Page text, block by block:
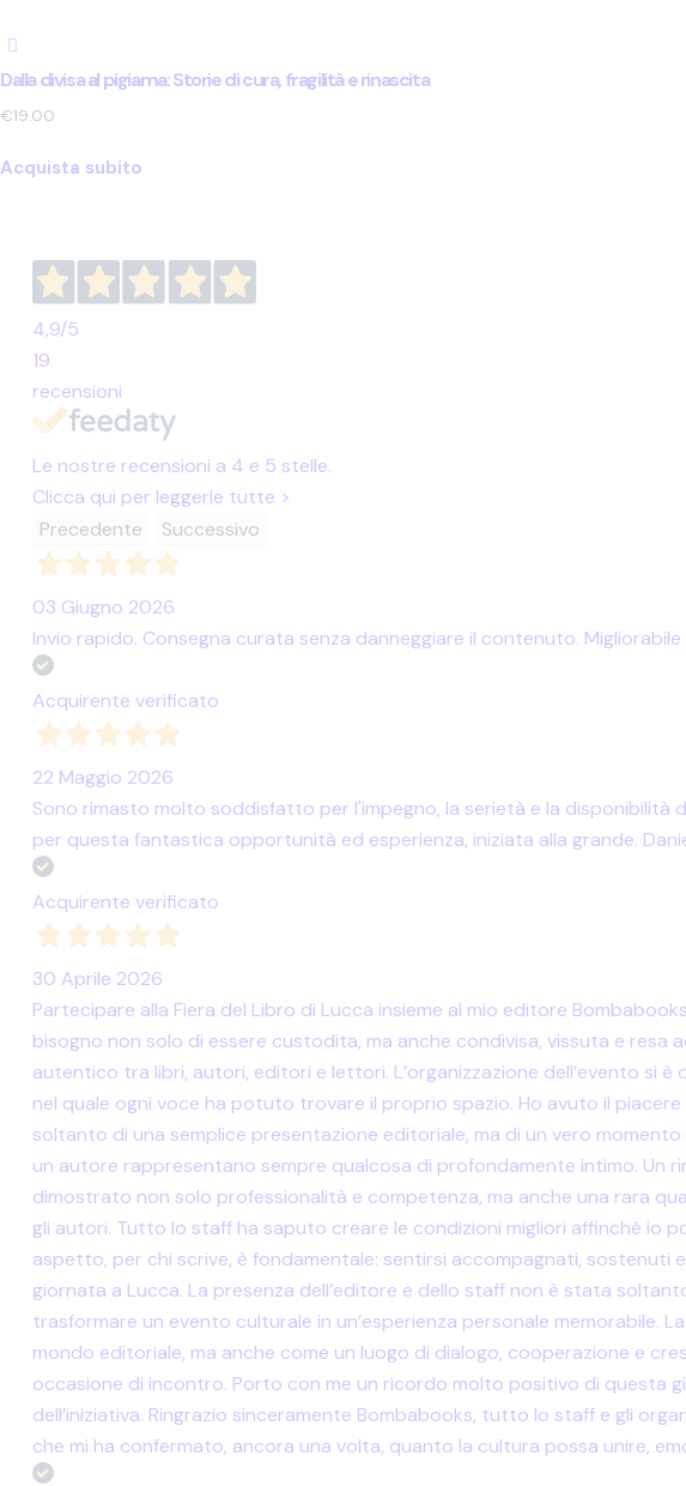
Dalla divisa al pigiama: Storie di cura, fragilità e rinascita
€19.00
Acquista subito
4,9/5
19
recensioni
Le nostre recensioni a 4 e 5 stelle.
Clicca qui per leggerle tutte >
Precedente
Successivo
03 Giugno 2026
Invio rapido. Consegna curata senza danneggiare il contenuto.
Acquirente verificato
22 Maggio 2026
Sono rimasto molto soddisfatto per l'impegno, la serietà e la
per questa fantastica opportunità ed esperienza, iniziata alla grande.
Acquirente verificato
30 Aprile 2026
Partecipare alla Fiera del Libro di Lucca insieme al mio editore
bisogno non solo di essere custodita, ma anche condivisa, vissuta e
autentico tra libri, autori, editori e lettori. L’organizzazione dell’evento si
nel quale ogni voce ha potuto trovare il proprio spazio. Ho avuto il
soltanto di una semplice presentazione editoriale, ma di un vero
un autore rappresentano sempre qualcosa di profondamente intimo. Un
dimostrato non solo professionalità e competenza, ma anche una rara
gli autori. Tutto lo staff ha saputo creare le condizioni migliori affinché io
aspetto, per chi scrive, è fondamentale: sentirsi accompagnati,
giornata a Lucca. La presenza dell’editore e dello staff non è stata
trasformare un evento culturale in un’esperienza personale memorabile.
mondo editoriale, ma anche come un luogo di dialogo, cooperazione e
occasione di incontro. Porto con me un ricordo molto positivo di questa
dell’iniziativa. Ringrazio sinceramente Bombabooks, tutto lo staff e gli
che mi ha confermato, ancora una volta, quanto la cultura possa unire,